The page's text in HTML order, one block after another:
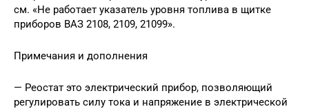
см. «Не работает указатель уровня топлива в щитке
приборов ВАЗ 2108, 2109, 21099».
Примечания и дополнения
— Реостат это электрический прибор, позволяющий
регулировать силу тока и напряжение в электрической